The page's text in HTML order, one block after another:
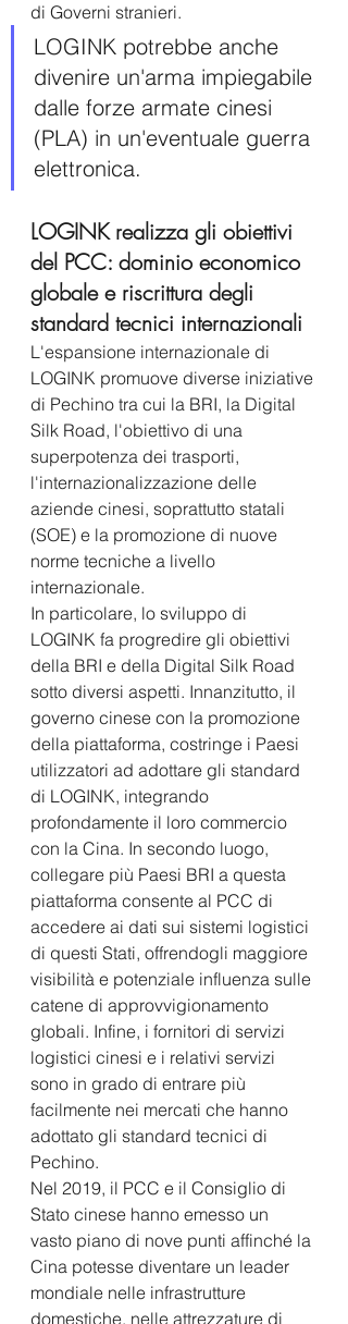
di Governi stranieri.
LOGINK potrebbe anche
divenire un'arma impiegabile
dalle forze armate cinesi
(PLA) in un'eventuale guerra
elettronica.
LOGINK realizza gli obiettivi
del PCC: dominio economico
globale e riscrittura degli
standard tecnici internazionali
L'espansione internazionale di
LOGINK promuove diverse iniziative
di Pechino tra cui la BRI, la Digital
Silk Road, l'obiettivo di una
superpotenza dei trasporti,
l'internazionalizzazione delle
aziende cinesi, soprattutto statali
(SOE) e la promozione di nuove
norme tecniche a livello
internazionale.
In particolare, lo sviluppo di
LOGINK fa progredire gli obiettivi
della BRI e della Digital Silk Road
sotto diversi aspetti. Innanzitutto, il
governo cinese con la promozione
della piattaforma, costringe i Paesi
utilizzatori ad adottare gli standard
di LOGINK, integrando
profondamente il loro commercio
con la Cina. In secondo luogo,
collegare più Paesi BRI a questa
piattaforma consente al PCC di
accedere ai dati sui sistemi logistici
di questi Stati, offrendogli maggiore
visibilità e potenziale influenza sulle
catene di approvvigionamento
globali. Infine, i fornitori di servizi
logistici cinesi e i relativi servizi
sono in grado di entrare più
facilmente nei mercati che hanno
adottato gli standard tecnici di
Pechino.
Nel 2019, il PCC e il Consiglio di
Stato cinese hanno emesso un
vasto piano di nove punti affinché la
Cina potesse diventare un leader
mondiale nelle infrastrutture
domestiche, nelle attrezzature di